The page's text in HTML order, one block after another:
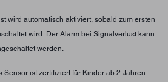
wird automatisch aktiviert, sobald zum ersten
wird. Der Alarm bei Signalverlust kann
werden.
Sensor ist zertifiziert für Kinder ab 2 Jahren